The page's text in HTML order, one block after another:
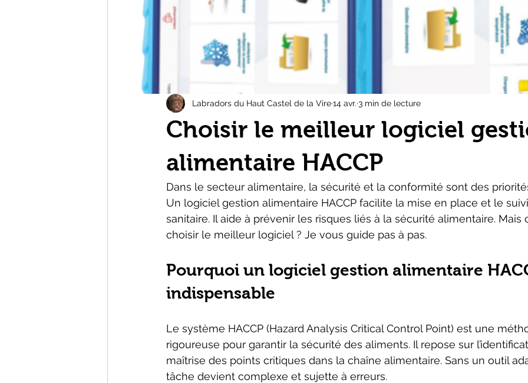
Choisir le meilleur logiciel
alimentaire HACCP
Labradors du Haut Castel de la Vire14 avr. 3 min de lecture
Dans le secteur alimentaire, la sécurité et la conformité sont des
Un logiciel gestion alimentaire HACCP facilite la mise en place et le
sanitaire. Il aide à prévenir les risques liés à la sécurité alimentaire.
choisir le meilleur logiciel ? Je vous guide pas à pas.
Pourquoi un logiciel gestion alimentaire
indispensable
Le système HACCP (Hazard Analysis Critical Control Point) est une
rigoureuse pour garantir la sécurité des aliments. Il repose sur
maîtrise des points critiques dans la chaîne alimentaire. Sans un outil
tâche devient complexe et sujette à erreurs.